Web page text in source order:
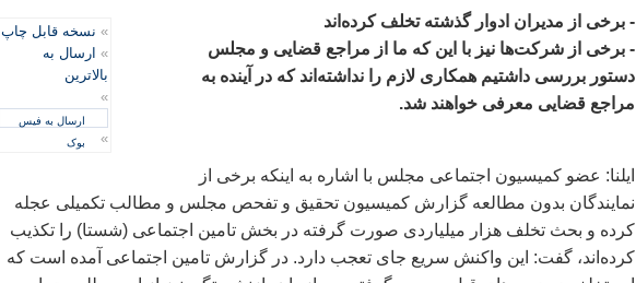
» نسخه قابل چاپ
» ارسال به
بالاترین
»
ارسال به فیس
بوک
»
- برخی از مديران ادوار گذشته تخلف کرده‌اند
- برخی از شرکت‌‌‌‌ها نيز با اين که ما از مراجع قضايی و مجلس
دستور بررسی داشتيم همکاری لازم را نداشته‌اند که در آينده به
مراجع قضايی معرفی خواهند شد.
ايلنا: عضو کميسيون اجتماعی مجلس با اشاره به اينکه برخی از
نمايندگان بدون مطالعه گزارش کميسيون تحقيق و تفحص مجلس و مطالب تکميلی عجله
کرده و بحث تخلف هزار ميلياردی صورت گرفته در بخش تامين اجتماعی (شستا) را تکذيب
کرده‌اند، گفت: اين واکنش سريع جای تعجب دارد. در گزارش تامين اجتماعی آمده است که